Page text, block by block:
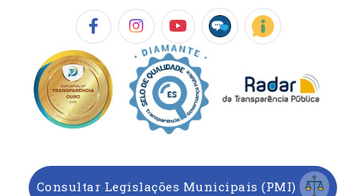
Consultar Legislações Municipais (PMI)